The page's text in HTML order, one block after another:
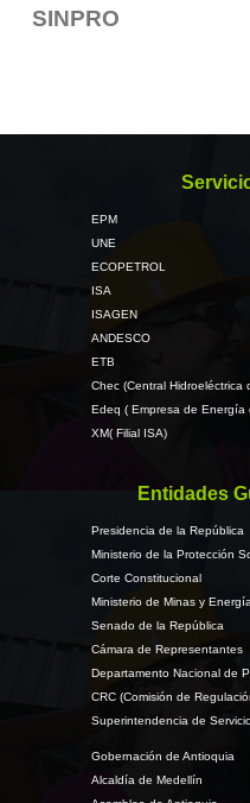
SINPRO
EPM
UNE
ECOPETROL
ISA
ISAGEN
ANDESCO
ETB
Chec (Central Hidroeléctrica
Edeq ( Empresa de Energía
XM( Filial ISA)
Entidades
Presidencia de la República
Ministerio de la Protección
Corte Constitucional
Ministerio de Minas y Energía
Senado de la República
Cámara de Representantes
Departamento Nacional de
CRC (Comisión de
Superintendencia de
Gobernación de Antioquia
Alcaldía de Medellín